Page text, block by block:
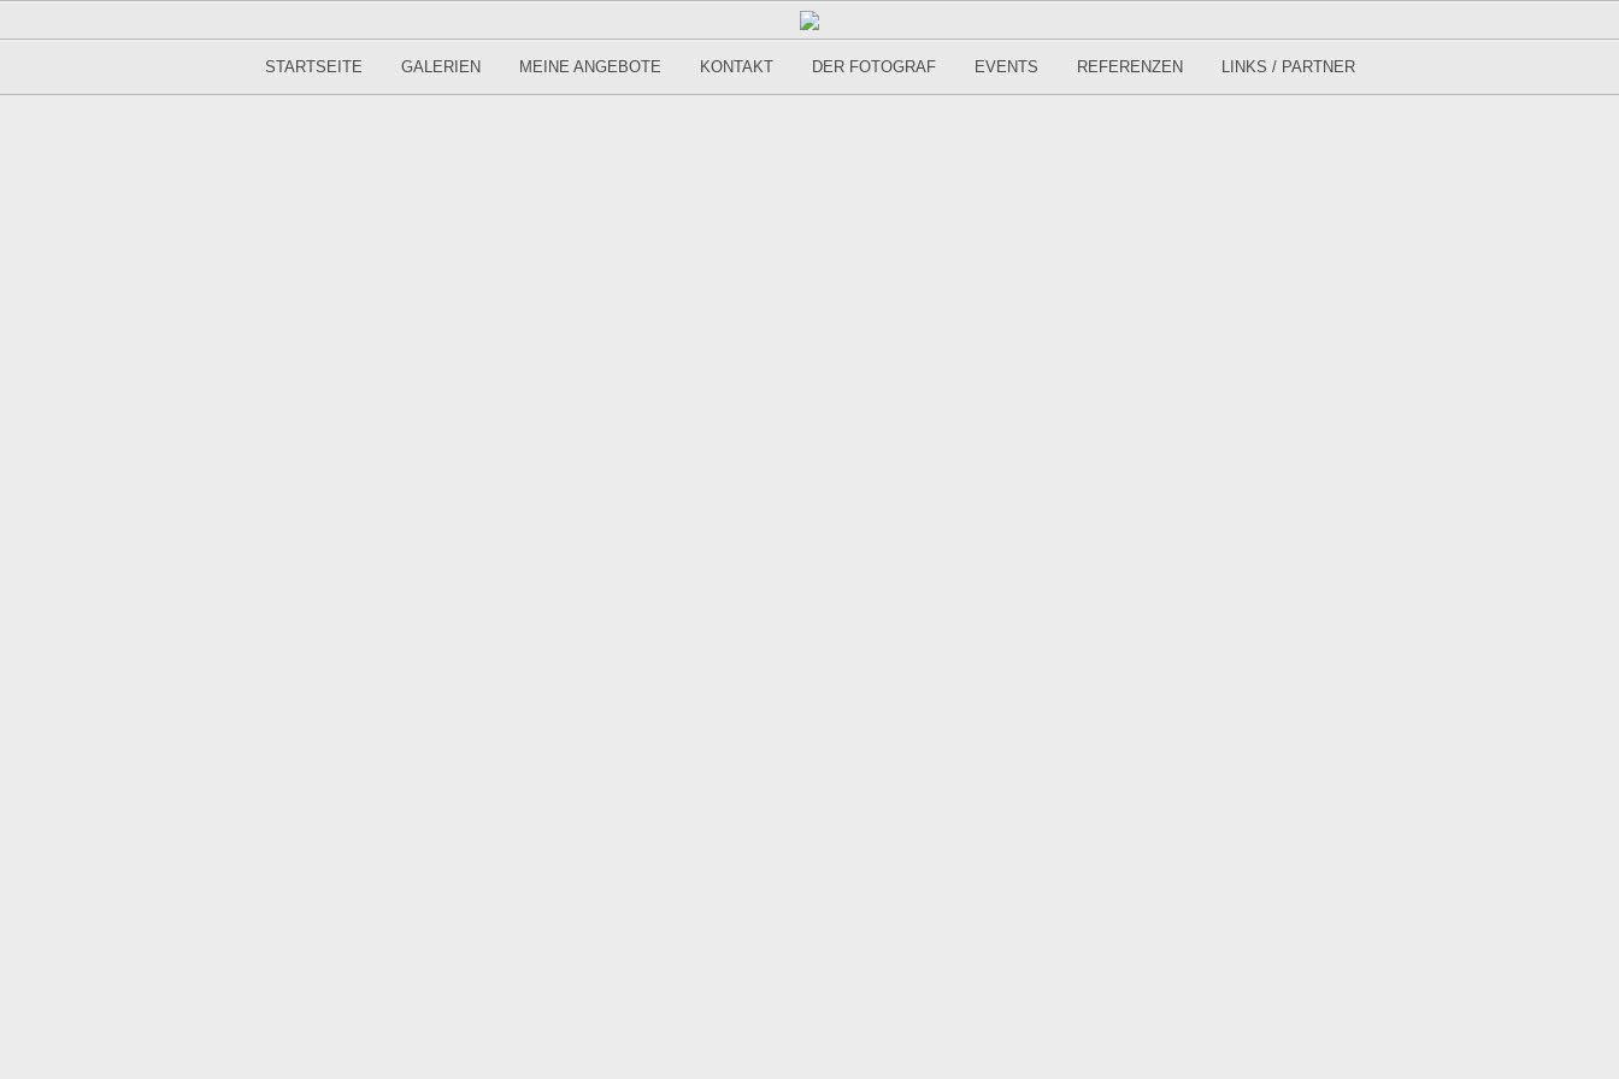
STARTSEITE GALERIEN MEINE ANGEBOTE KONTAKT DER FOTOGRAF EVENTS REFERENZEN LINKS / PARTNER